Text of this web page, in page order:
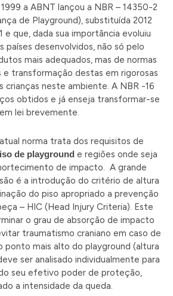
a ABNT lançou a NBR – 14350-2
de Playground), substituída 2012
e que, dada sua importância evoluiu
países desenvolvidos, não só pelo
mais adequados, mas de normas
e transformação destas em rigorosas
crianças neste ambiente. A NBR -16
obtidos e já enseja transformar-se
em lei brevemente.
norma trata dos requisitos de
de playground e regiões onde seja
de impacto. A grande
é a introdução do critério de altura
do piso apropriado a prevenção
– HIC (Head Injury Criteria). Este
o grau de absorção de impacto
traumatismo craniano em caso de
ponto mais alto do playground (altura
ser analisado individualmente para
seu efetivo poder de proteção,
a intensidade da queda.